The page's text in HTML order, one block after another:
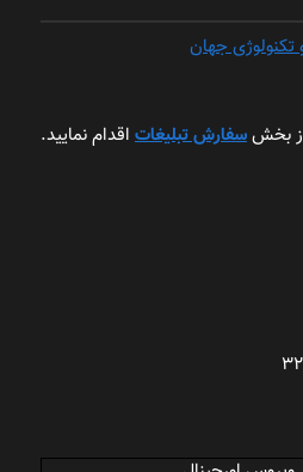
تکنولوژی جهان
بخشسفارش تبلیغات اقدام نمایید.